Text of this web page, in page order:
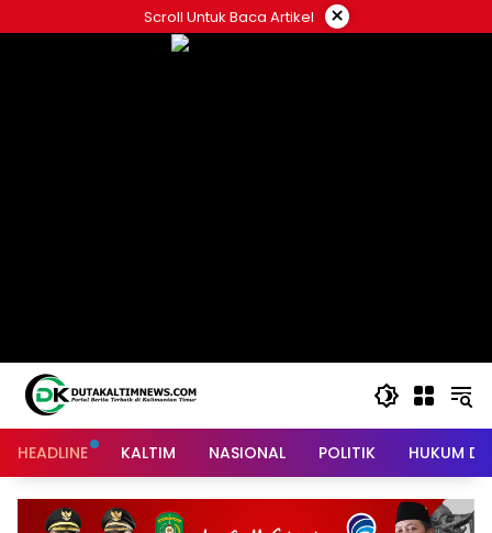
to
Scroll Untuk Baca Artikel ×
HEADLINE KALTIM NASIONAL POLITIK HUKUM